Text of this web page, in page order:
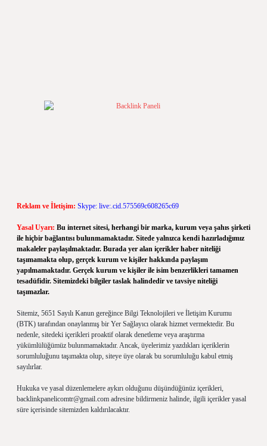
Reklam ve İletişim: Skype: live:.cid.575569c608265c69
Yasal Uyarı: Bu internet sitesi, herhangi bir marka, kurum veya şahıs şirketi
ile hiçbir bağlantısı bulunmamaktadır. Sitede yalnızca kendi hazırladığımız
makaleler paylaşılmaktadır. Burada yer alan içerikler haber niteliği
taşımamakta olup, gerçek kurum ve kişiler hakkında paylaşım
yapılmamaktadır. Gerçek kurum ve kişiler ile isim benzerlikleri tamamen
tesadüfidir. Sitemizdeki bilgiler taslak halindedir ve tavsiye niteliği
taşımazlar.
Sitemiz, 5651 Sayılı Kanun gereğince Bilgi Teknolojileri ve İletişim Kurumu
(BTK) tarafından onaylanmış bir Yer Sağlayıcı olarak hizmet vermektedir. Bu
nedenle, sitedeki içerikleri proaktif olarak denetleme veya araştırma
yükümlülüğümüz bulunmamaktadır. Ancak, üyelerimiz yazdıkları içeriklerin
sorumluluğunu taşımakta olup, siteye üye olarak bu sorumluluğu kabul etmiş
sayılırlar.
Hukuka ve yasal düzenlemelere aykırı olduğunu düşündüğünüz içerikleri,
backlinkpanelicomtr@gmail.com adresine bildirmeniz halinde, ilgili içerikler yasal
süre içerisinde sitemizden kaldırılacaktır.